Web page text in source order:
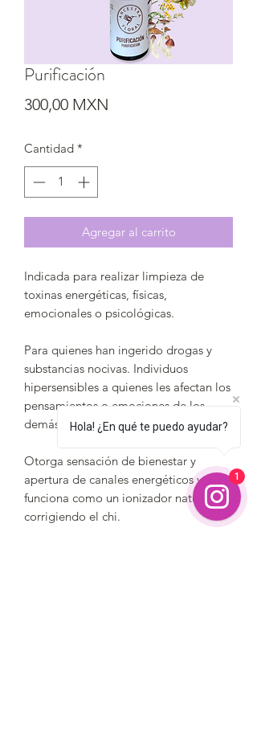
Purificación
300,00 MXN
Cantidad *
Agregar al carrito
Indicada para realizar limpieza de
toxinas energéticas, físicas,
emocionales o psicológicas.
Para quienes han ingerido drogas y
substancias nocivas. Individuos
hipersensibles a quienes les afectan los
pensamientos o emociones de los
demás.
Otorga sensación de bienestar y
apertura de canales energéticos y
funciona como un ionizador natural
corrigiendo el chi.
Hola! ¿En qué te puedo ayudar?
1